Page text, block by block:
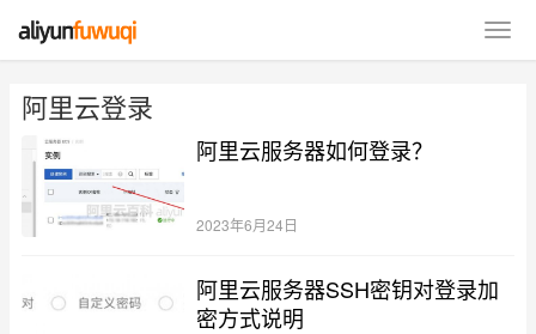
阿里云登录
阿里云服务器如何登录？
2023年6月24日
阿里云服务器SSH密钥对登录加
密方式说明